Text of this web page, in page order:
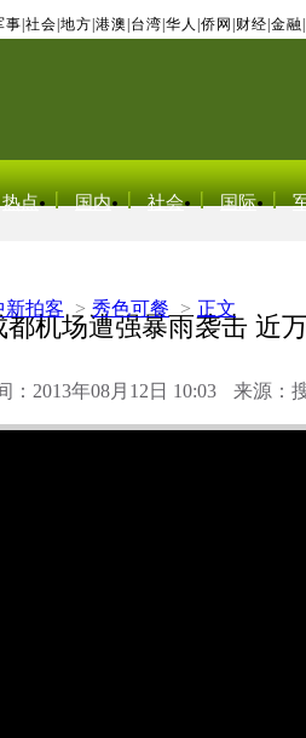
事 社会 地方 港澳 台湾 华人 侨网 财经 金融
热点 国内 社会 国际
新拍客 > 秀色可餐 > 正文
都机场遭强暴雨袭击 近
：2013年08月12日 10:03 来源：